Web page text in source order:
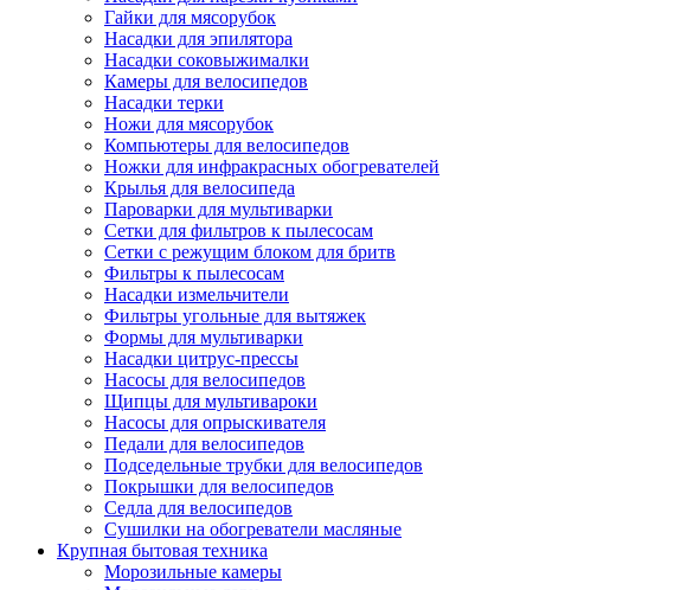
Гайки для мясорубок
Насадки для эпилятора
Насадки соковыжималки
Камеры для велосипедов
Насадки терки
Ножи для мясорубок
Компьютеры для велосипедов
Ножки для инфракрасных обогревателей
Крылья для велосипеда
Пароварки для мультиварки
Сетки для фильтров к пылесосам
Сетки с режущим блоком для бритв
Фильтры к пылесосам
Насадки измельчители
Фильтры угольные для вытяжек
Формы для мультиварки
Насадки цитрус-прессы
Насосы для велосипедов
Щипцы для мультивароки
Насосы для опрыскивателя
Педали для велосипедов
Подседельные трубки для велосипедов
Покрышки для велосипедов
Седла для велосипедов
Сушилки на обогреватели масляные
Крупная бытовая техника
Морозильные камеры